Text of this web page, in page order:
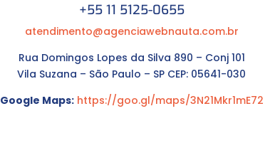
+55 11 5125-0655
atendimento@agenciawebnauta.com.br
Rua Domingos Lopes da Silva 890 – Conj 101
Vila Suzana – São Paulo – SP CEP: 05641-030
Google Maps: https://goo.gl/maps/3N21Mkr1mE72